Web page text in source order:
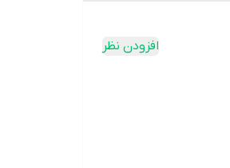
افزودن نظر